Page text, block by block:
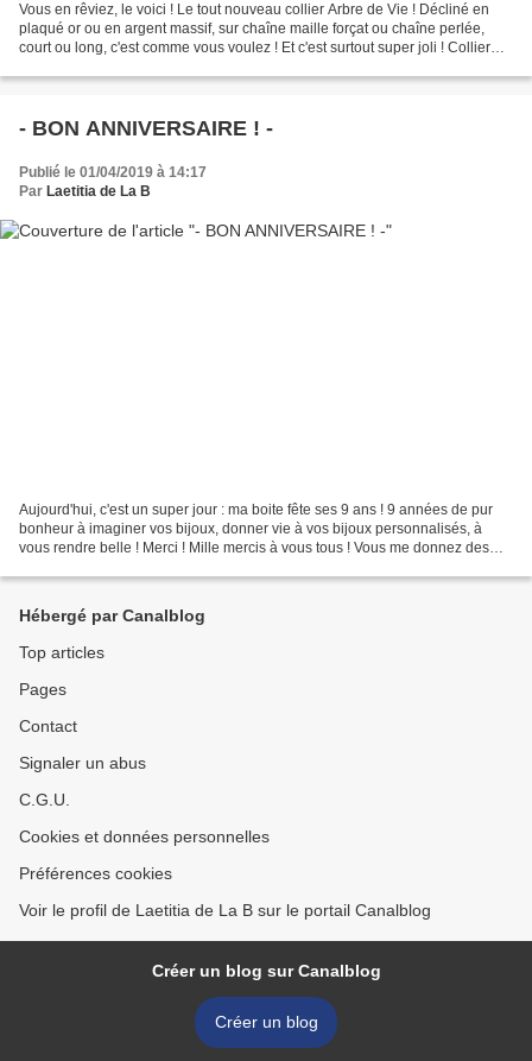
Vous en rêviez, le voici ! Le tout nouveau collier Arbre de Vie ! Décliné en
plaqué or ou en argent massif, sur chaîne maille forçat ou chaîne perlée,
court ou long, c'est comme vous voulez ! Et c'est surtout super joli ! Collier
- BON ANNIVERSAIRE ! -
Publié le 01/04/2019 à 14:17
Par Laetitia de La B
Aujourd'hui, c'est un super jour : ma boite fête ses 9 ans ! 9 années de pur
bonheur à imaginer vos bijoux, donner vie à vos bijoux personnalisés, à
vous rendre belle ! Merci ! Mille mercis à vous tous ! Vous me donnez des
Hébergé par Canalblog
Top articles
Pages
Contact
Signaler un abus
C.G.U.
Cookies et données personnelles
Préférences cookies
Voir le profil de Laetitia de La B sur le portail Canalblog
Créer un blog sur Canalblog
Créer un blog